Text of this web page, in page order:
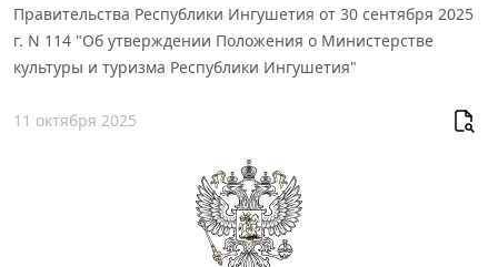
Правительства Республики Ингушетия от 30 сентября 2025
г. N 114 "Об утверждении Положения о Министерстве
культуры и туризма Республики Ингушетия"
11 октября 2025